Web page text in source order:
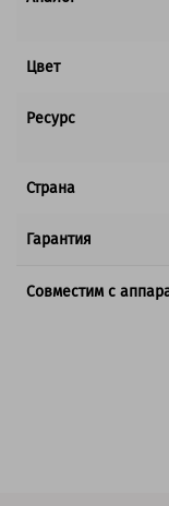
Цвет
Ресурс
Страна
Гарантия
Совместим с